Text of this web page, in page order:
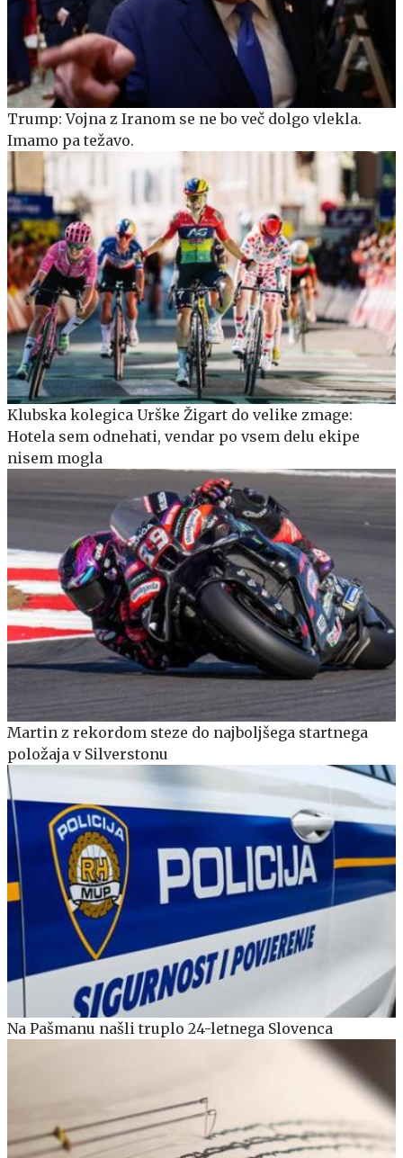
Trump: Vojna z Iranom se ne bo več dolgo vlekla.
Imamo pa težavo.
Klubska kolegica Urške Žigart do velike zmage:
Hotela sem odnehati, vendar po vsem delu ekipe
nisem mogla
Martin z rekordom steze do najboljšega startnega
položaja v Silverstonu
Na Pašmanu našli truplo 24-letnega Slovenca